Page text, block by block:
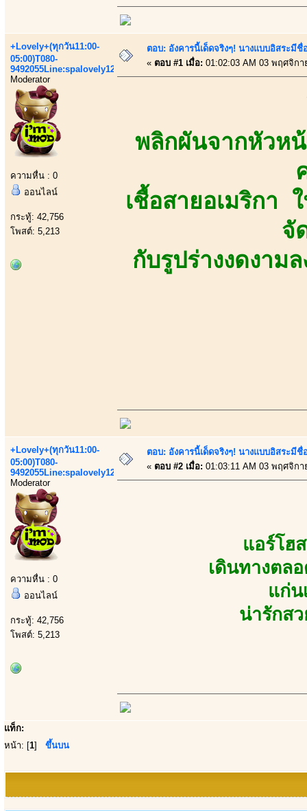
+Lovely+(ทุกวัน11:00-
05:00)T080-
9492055Line:spalovely123
Moderator
ความหื่น : 0
ออนไลน์
กระทู้: 42,756
โพสต์: 5,213
ตอบ: อังคารนี้เด็ดจริงๆ! นางแบบอิสระมีชื่
« ตอบ #1 เมื่อ: 01:02:03 AM 03 พฤศจิกา
พลิกผันจากหัวห
เชื้อสายอเมริกา
จั
กับรูปร่างงดงาม
+Lovely+(ทุกวัน11:00-
05:00)T080-
9492055Line:spalovely123
Moderator
ความหื่น : 0
ออนไลน์
กระทู้: 42,756
โพสต์: 5,213
ตอบ: อังคารนี้เด็ดจริงๆ! นางแบบอิสระมีชื่
« ตอบ #2 เมื่อ: 01:03:11 AM 03 พฤศจิกา
แอร์โฮ
เดินทางตล
แก่น
น่ารักส
แท็ก:
หน้า: [1] ขึ้นบน